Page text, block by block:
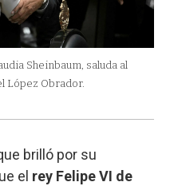
Sheinbaum, saluda al
López Obrador.
brilló por su
el rey Felipe VI de